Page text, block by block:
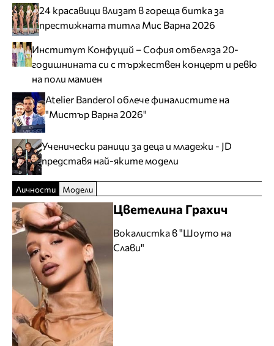
24 красавици влизат в гореща битка за
престижната титла Мис Варна 2026
Институт Конфуций – София отбеляза 20-
годишнината си с тържествен концерт и ревю
на поли мамиен
Atelier Banderol облече финалистите на
"Мистър Варна 2026"
Ученически раници за деца и младежи - JD
представя най-яките модели
Личности Модели
Цветелина Грахич
Вокалистка в "Шоуто на
Слави"